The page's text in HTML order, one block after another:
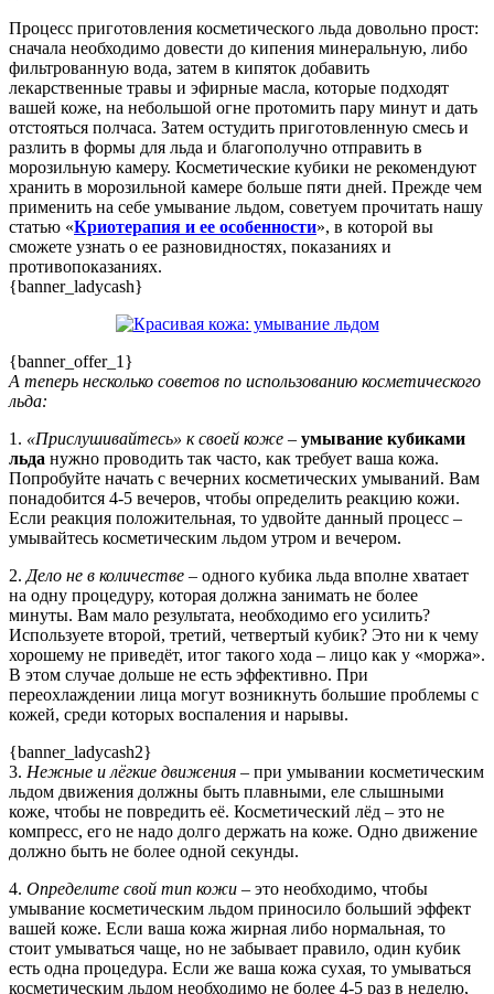
Процесс приготовления косметического льда довольно прост:
сначала необходимо довести до кипения минеральную, либо
фильтрованную вода, затем в кипяток добавить
лекарственные травы и эфирные масла, которые подходят
вашей коже, на небольшой огне протомить пару минут и дать
отстояться полчаса. Затем остудить приготовленную смесь и
разлить в формы для льда и благополучно отправить в
морозильную камеру. Косметические кубики не рекомендуют
хранить в морозильной камере больше пяти дней. Прежде чем
применить на себе умывание льдом, советуем прочитать нашу
статью «Криотерапия и ее особенности», в которой вы
сможете узнать о ее разновидностях, показаниях и
противопоказаниях.
{banner_ladycash}
{banner_offer_1}
А теперь несколько советов по использованию косметического
льда:
1. «Прислушивайтесь» к своей коже – умывание кубиками
льда нужно проводить так часто, как требует ваша кожа.
Попробуйте начать с вечерних косметических умываний. Вам
понадобится 4-5 вечеров, чтобы определить реакцию кожи.
Если реакция положительная, то удвойте данный процесс –
умывайтесь косметическим льдом утром и вечером.
2.Дело не в количестве – одного кубика льда вполне хватает
на одну процедуру, которая должна занимать не более
минуты. Вам мало результата, необходимо его усилить?
Используете второй, третий, четвертый кубик? Это ни к чему
хорошему не приведёт, итог такого хода – лицо как у «моржа».
В этом случае дольше не есть эффективно. При
переохлаждении лица могут возникнуть большие проблемы с
кожей, среди которых воспаления и нарывы.
{banner_ladycash2}
3. Нежные и лёгкие движения – при умывании косметическим
льдом движения должны быть плавными, еле слышными
коже, чтобы не повредить её. Косметический лёд – это не
компресс, его не надо долго держать на коже. Одно движение
должно быть не более одной секунды.
4. Определите свой тип кожи – это необходимо, чтобы
умывание косметическим льдом приносило больший эффект
вашей коже. Если ваша кожа жирная либо нормальная, то
стоит умываться чаще, но не забывает правило, один кубик
есть одна процедура. Если же ваша кожа сухая, то умываться
косметическим льдом необходимо не более 4-5 раз в неделю,